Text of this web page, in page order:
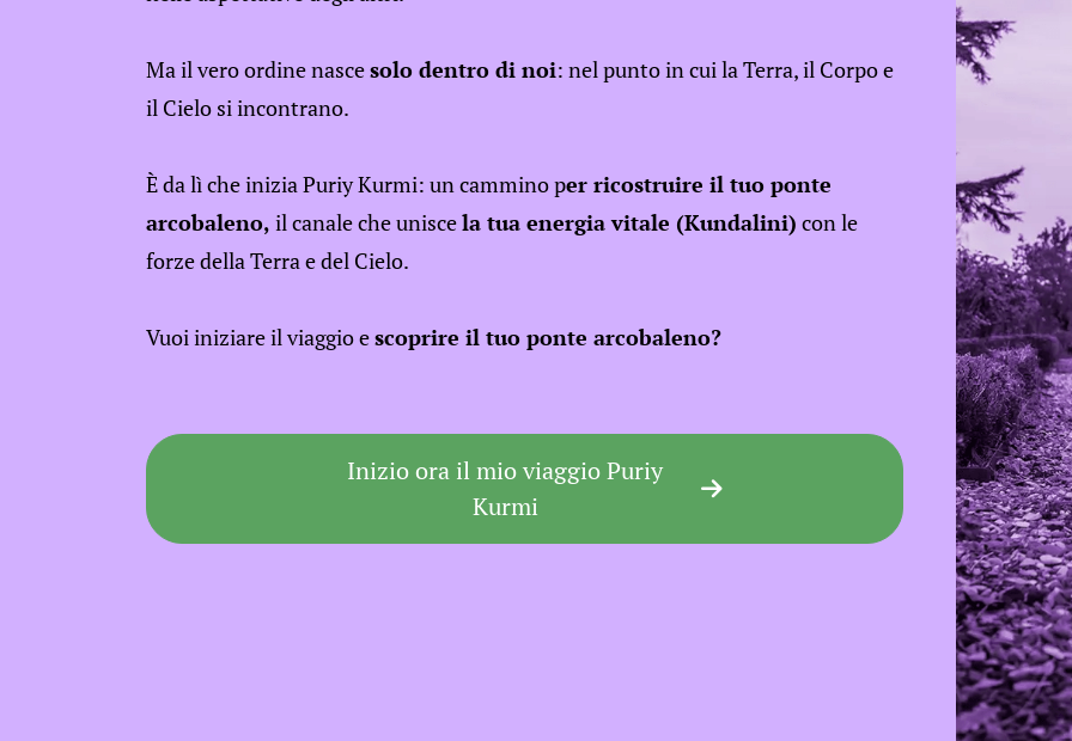
Ma il vero ordine nascesolo dentro di noi: nel punto in cui la Terra, il Corpo e
il Cielo si incontrano.
È da lì che inizia Puriy Kurmi: un cammino per ricostruire il tuo ponte
arcobaleno, il canale che uniscela tua energia vitale (Kundalini) con le
forze della Terra e del Cielo.
Vuoi iniziare il viaggio escoprire il tuo ponte arcobaleno?
Inizio ora il mio viaggio Puriy
Kurmi